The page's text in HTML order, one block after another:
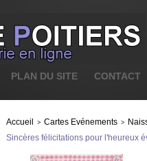
PLAN DU SITE CONTACT
Accueil > Cartes Evénements >
Sincères félicitations pour l'heureux